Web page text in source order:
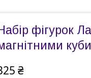
фігурок
₴